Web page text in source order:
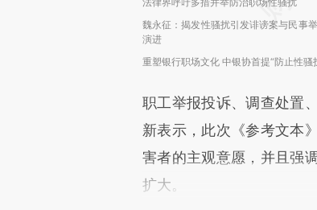
魏永征：揭发性骚扰引发诽谤案与民事
演进
重塑银行职场文化 中银协首提“防止性骚
职工举报投诉、调查处置
新表示，此次《参考文本
害者的主观意愿，并且强
扩大。